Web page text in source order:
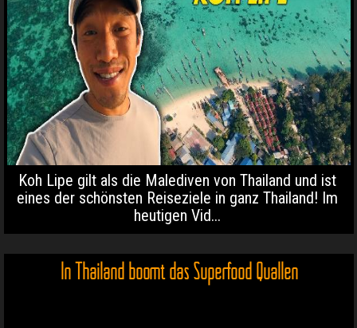
Koh Lipe gilt als die Malediven von Thailand und ist
eines der schönsten Reiseziele in ganz Thailand! Im
heutigen Vid...
In Thailand boomt das Superfood Quallen